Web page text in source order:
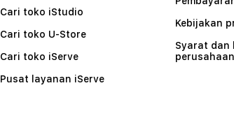
Cari toko iStudio
Cari toko U-Store
Cari toko iServe
Pusat layanan iServe
Kebijakan
Syarat dan
perusahaan